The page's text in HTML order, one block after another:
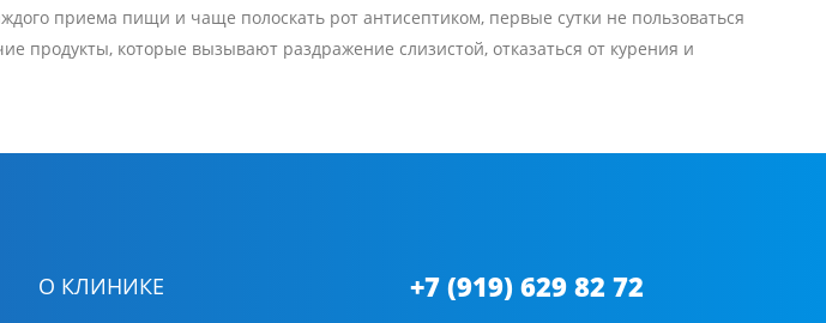
приема пищи и чаще полоскать рот антисептиком, первые сутки не пользоваться
продукты, которые вызывают раздражение слизистой, отказаться от курения и
О КЛИНИКЕ +7 (919) 629 82 72